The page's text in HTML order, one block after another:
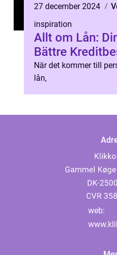
27 december 2024
inspiration
Allt om Lån:
Bättre
När det kommer till
lån,
web: